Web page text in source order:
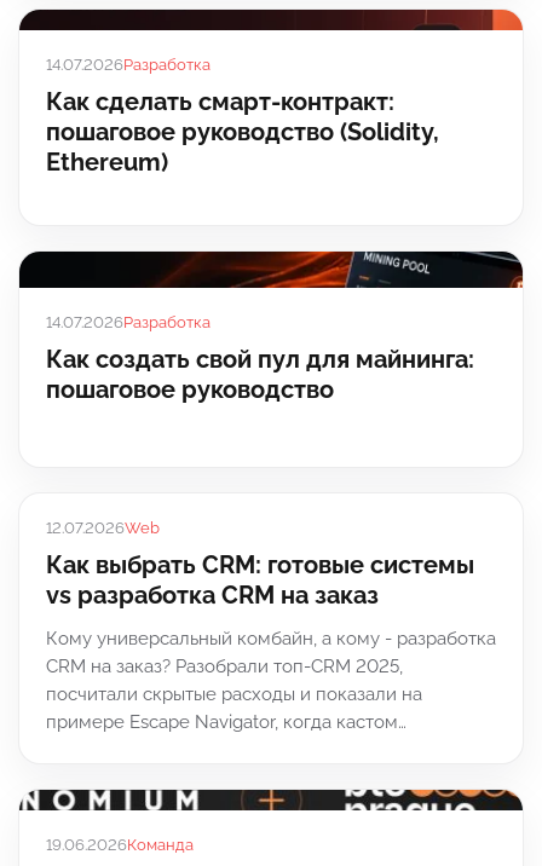
14.07.2026Разработка
Как сделать смарт-контракт:
пошаговое руководство (Solidity,
Ethereum)
14.07.2026Разработка
Как создать свой пул для майнинга:
пошаговое руководство
12.07.2026Web
Как выбрать CRM: готовые системы
vs разработка CRM на заказ
Кому универсальный комбайн, а кому - разработка
CRM на заказ? Разобрали топ-CRM 2025,
посчитали скрытые расходы и показали на
примере Escape Navigator, когда кастом…
19.06.2026Команда